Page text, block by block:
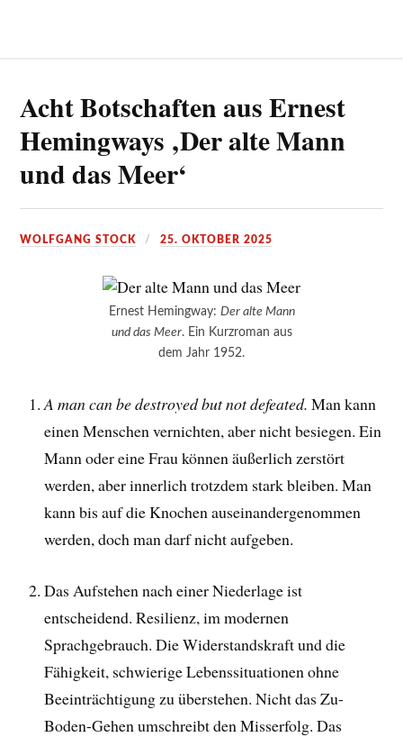
Acht Botschaften aus Ernest
Hemingways ‚Der alte Mann
und das Meer‘
WOLFGANG STOCK 25. OKTOBER 2025
Ernest Hemingway: Der alte Mann
und das Meer. Ein Kurzroman aus
dem Jahr 1952.
A man can be destroyed but not defeated. Man kann
einen Menschen vernichten, aber nicht besiegen. Ein
Mann oder eine Frau können äußerlich zerstört
werden, aber innerlich trotzdem stark bleiben. Man
kann bis auf die Knochen auseinandergenommen
werden, doch man darf nicht aufgeben.
Das Aufstehen nach einer Niederlage ist
entscheidend. Resilienz, im modernen
Sprachgebrauch. Die Widerstandskraft und die
Fähigkeit, schwierige Lebenssituationen ohne
Beeinträchtigung zu überstehen. Nicht das Zu-
Boden-Gehen umschreibt den Misserfolg. Das